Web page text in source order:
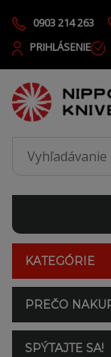
0903 214 263
PRIHLÁSENIE
KATEGÓRIE
PREČO
SPÝTAJTE SA!